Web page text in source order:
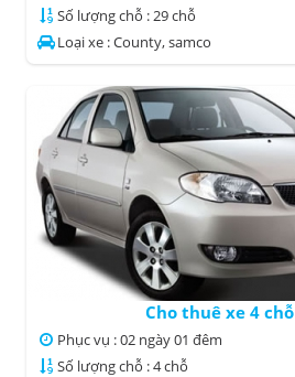
Số lượng chỗ : 29 chỗ
Loại xe : County, samco
Cho thuê xe 4 chỗ
Phục vụ : 02 ngày 01 đêm
Số lượng chỗ : 4 chỗ